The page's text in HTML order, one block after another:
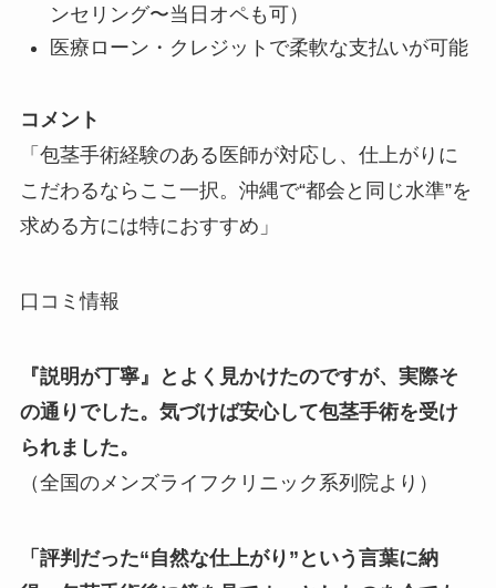
ンセリング〜当日オペも可）
医療ローン・クレジットで柔軟な支払いが可能
コメント
「包茎手術経験のある医師が対応し、仕上がりに
こだわるならここ一択。沖縄で“都会と同じ水準”を
求める方には特におすすめ」
口コミ情報
『説明が丁寧』とよく見かけたのですが、実際そ
の通りでした。気づけば安心して包茎手術を受け
られました。
（全国のメンズライフクリニック系列院より）
「評判だった“自然な仕上がり”という言葉に納